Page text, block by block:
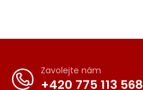
Zavolejte nám
+420 775 113 568